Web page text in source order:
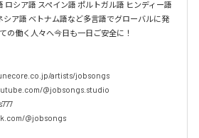
ロシア語 スペイン語 ポルトガル語 ヒンディー語
シア語 ベトナム語など多言語でグローバルに発
の働く人々へ今日も一日ご安全に！
artists/jobsongs
@jobsongs.studio
@jobsongs